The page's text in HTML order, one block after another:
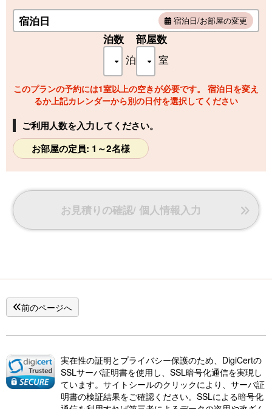
宿泊日 宿泊日/お部屋の変更
泊数
泊
部屋数
室
このプランの予約には1室以上の空きが必要です。 宿泊日を変え
るか上記カレンダーから別の日付を選択してください
ご利用人数を入力してください。
お部屋の定員: 1～2名様
お見積りの確認/ 個人情報入力
前のページへ
実在性の証明とプライバシー保護のため、DigiCertの
SSLサーバ証明書を使用し、SSL暗号化通信を実現し
ています。サイトシールのクリックにより、サーバ証
明書の検証結果をご確認ください。SSLによる暗号化